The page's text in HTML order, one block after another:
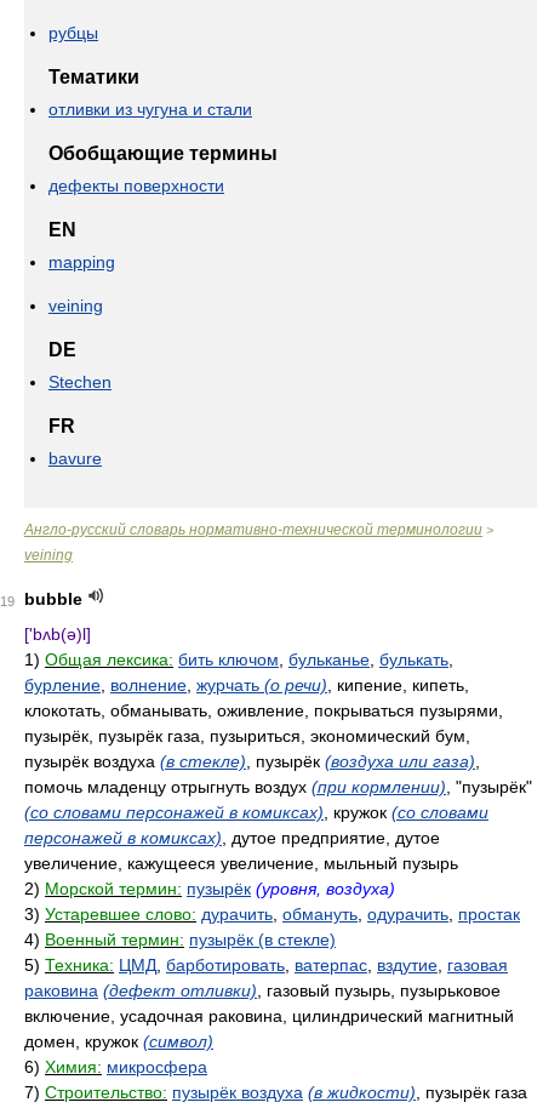
рубцы
Тематики
отливки из чугуна и стали
Обобщающие термины
дефекты поверхности
EN
mapping
veining
DE
Stechen
FR
bavure
Англо-русский словарь нормативно-технической терминологии >
veining
19
bubble
['bʌb(ə)l]
1) Общая лексика: бить ключом бульканье булькать
бурление волнение журчать (о речи) , кипение, кипеть,
клокотать, обманывать, оживление, покрываться пузырями,
пузырёк, пузырёк газа, пузыриться, экономический бум,
пузырёк воздуха (в стекле) , пузырёк (воздуха или газа)
помочь младенцу отрыгнуть воздух (при кормлении) , "пузырёк"
(со словами персонажей в комиксах) , кружок (со словами
персонажей в комиксах) , дутое предприятие, дутое
увеличение, кажущееся увеличение, мыльный пузырь
2) Морской термин: пузырёк (уровня, воздуха)
3) Устаревшее слово: дурачить обмануть одурачить простак
4) Военный термин: пузырёк (в стекле)
5) Техника: ЦМД барботировать ватерпас вздутие газовая
раковина (дефект отливки) , газовый пузырь, пузырьковое
включение, усадочная раковина, цилиндрический магнитный
домен, кружок (символ)
6) Химия: микросфера
7) Строительство: пузырёк воздуха (в жидкости) , пузырёк газа